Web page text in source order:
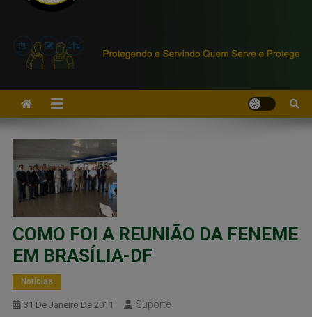
COMO FOI A REUNIÃO DA FENEME
EM BRASÍLIA-DF
Notícias
31 De Janeiro De 2011 Suporte